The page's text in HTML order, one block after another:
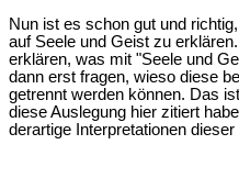
Nun ist es schon gut und
auf Seele und Geist zu
erklären, was mit "Seele und
dann erst fragen, wieso diese
getrennt werden können. Das
diese Auslegung hier zitiert
derartige Interpretationen